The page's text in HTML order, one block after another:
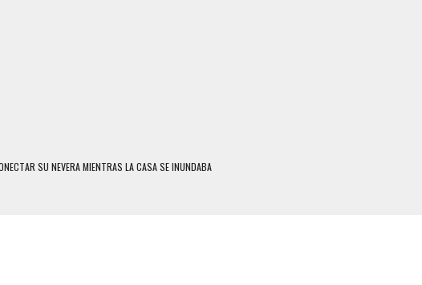
SU NEVERA MIENTRAS LA CASA SE INUNDABA
ADOLESCENTE VENEZOLANO: AUTOR MATERIAL SE MANTIENE EN FUGA